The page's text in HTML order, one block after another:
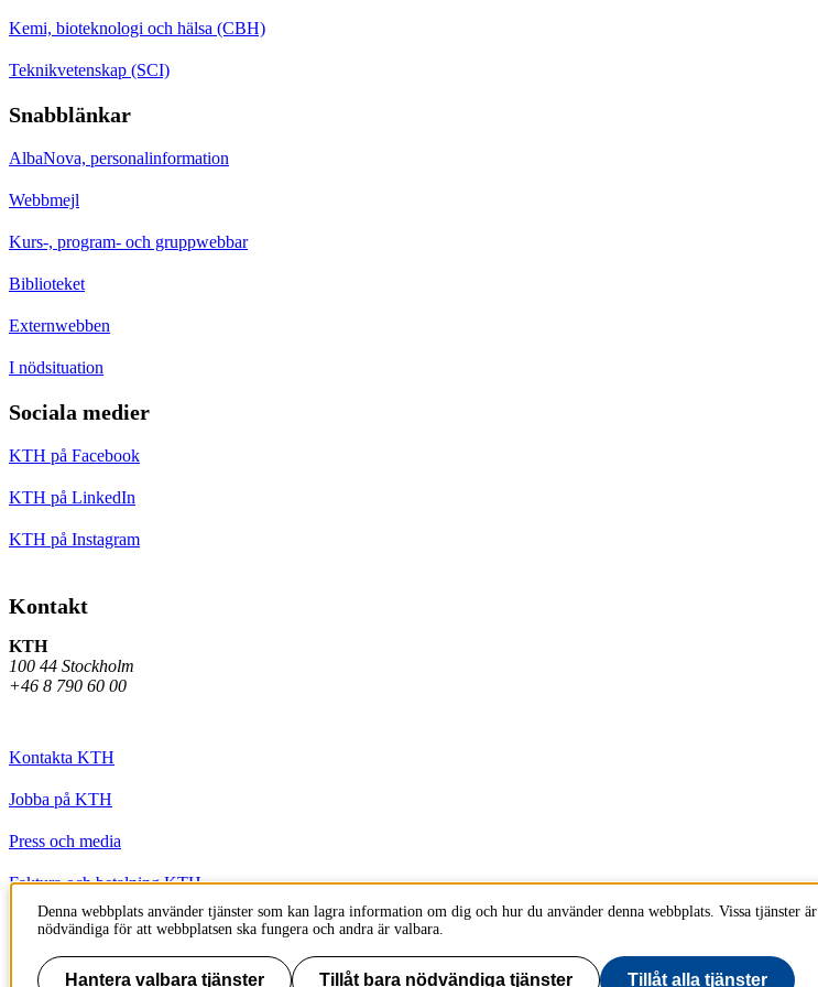
Kemi, bioteknologi och hälsa (CBH)
Teknikvetenskap (SCI)
Snabblänkar
AlbaNova, personalinformation
Webbmejl
Kurs-, program- och gruppwebbar
Biblioteket
Externwebben
I nödsituation
Sociala medier
KTH på Facebook
KTH på LinkedIn
KTH på Instagram
Kontakt
KTH
100 44 Stockholm
+46 8 790 60 00
Kontakta KTH
Jobba på KTH
Press och media
Faktura och betalning KTH
Om KTH:s webbplatser
Tillgänglighetsredogörelse
Denna webbplats använder tjänster som kan lagra information om dig och hur du använder denna webbplats. Vissa tjänster är
nödvändiga för att webbplatsen ska fungera och andra är valbara.
Hantera valbara tjänster Tillåt bara nödvändiga tjänster Tillåt alla tjänster